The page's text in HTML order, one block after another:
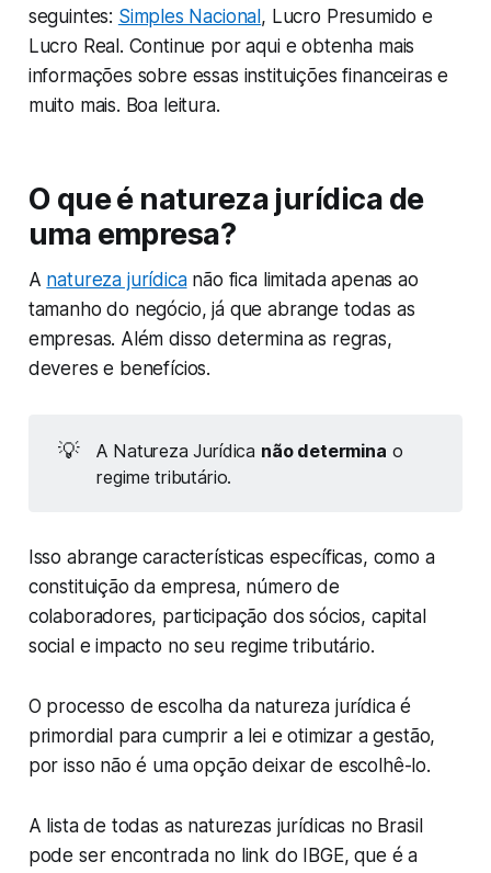
seguintes: Simples Nacional , Lucro Presumido e
Lucro Real. Continue por aqui e obtenha mais
informações sobre essas instituições financeiras e
muito mais. Boa leitura.
O que é natureza jurídica de
uma empresa?
A natureza jurídicanão fica limitada apenas ao
tamanho do negócio, já que abrange todas as
empresas. Além disso determina as regras,
deveres e benefícios.
💡 A Natureza Jurídica não determina o
regime tributário.
Isso abrange características específicas, como a
constituição da empresa, número de
colaboradores, participação dos sócios, capital
social e impacto no seu regime tributário.
O processo de escolha da natureza jurídica é
primordial para cumprir a lei e otimizar a gestão,
por isso não é uma opção deixar de escolhê-lo.
A lista de todas as naturezas jurídicas no Brasil
pode ser encontrada no link do IBGE, que é a